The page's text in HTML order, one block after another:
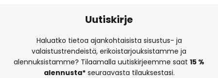
Uutiskirje
Haluatko tietoa ajankohtaisista sisustus- ja
valaistustrendeistä, erikoistarjouksistamme ja
alennuksistamme? Tilaamalla uutiskirjeemme saat 15 %
alennusta*seuraavasta tilauksestasi.